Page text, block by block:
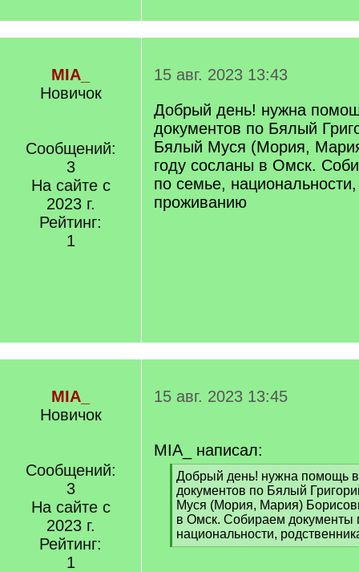
MIA_
Новичок
Сообщений:
3
На сайте с
2023 г.
Рейтинг:
1
15 авг. 2023 13:43
Добрый день! нужна
документов по Бялый
Бялый Муся (Мория,
году сосланы в Омск.
по семье,
проживанию
MIA_
Новичок
Сообщений:
3
На сайте с
2023 г.
Рейтинг:
1
15 авг. 2023 13:45
MIA_ написал:
[
q
]
Добрый день! нужна помощь
документов по Бялый
Муся (Мория, Мария)
в Омск. Собираем документы
национальности,
[